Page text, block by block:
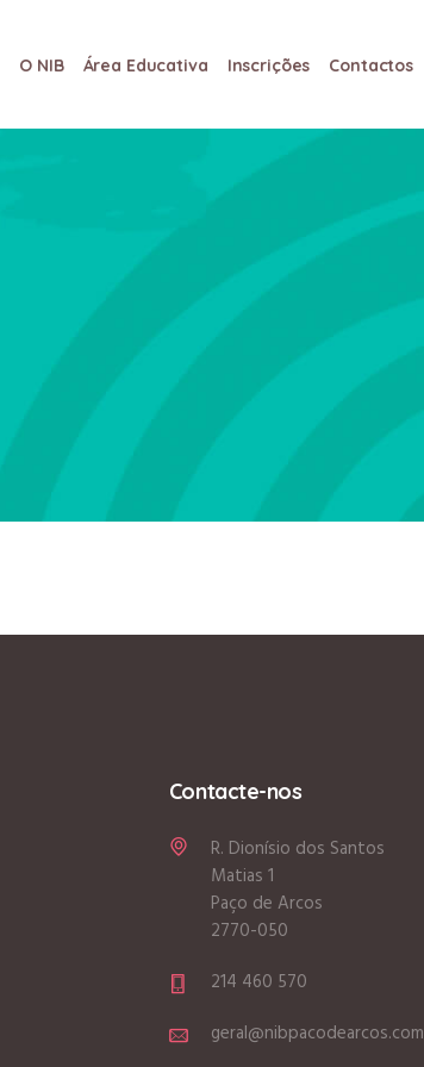
O NIB Área Educativa Inscrições Contactos
Contacte-nos
R. Dionísio dos Santos
Matias 1
Paço de Arcos
2770-050
214 460 570
geral@nibpacodearcos.com